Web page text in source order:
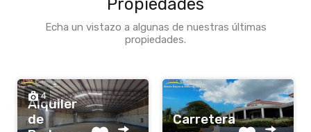
Propiedades
Echa un vistazo a algunas de nuestras últimas
propiedades.
4
Alquiler
de
Carretera